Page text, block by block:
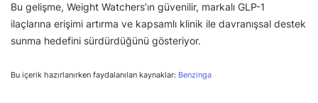
Bu gelişme, Weight Watchers’ın güvenilir, markalı GLP-1
ilaçlarına erişimi artırma ve kapsamlı klinik ile davranışsal destek
sunma hedefini sürdürdüğünü gösteriyor.
Bu içerik hazırlanırken faydalanılan kaynaklar: Benzinga